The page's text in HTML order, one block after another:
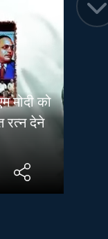
मोदी को
रत्न देने